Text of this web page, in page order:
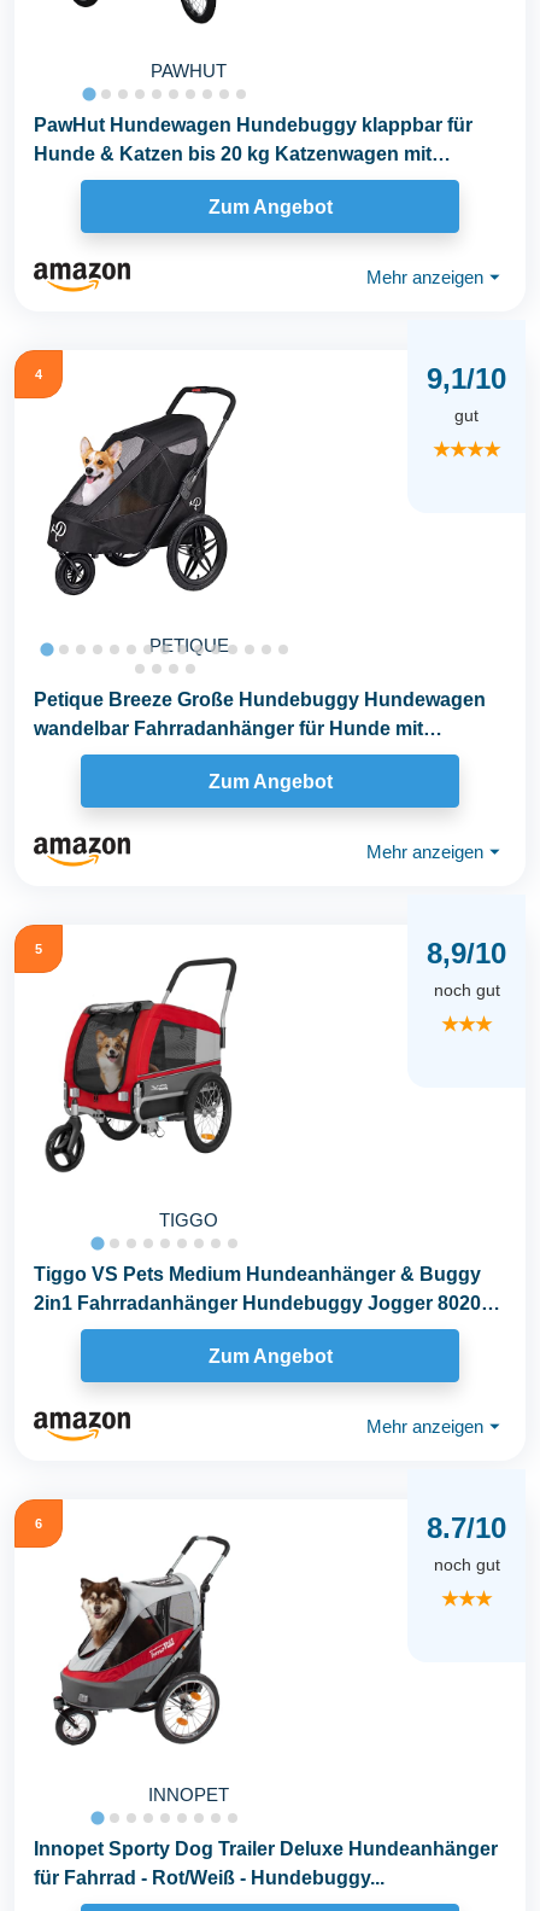
PAWHUT
PawHut Hundewagen Hundebuggy klappbar für
Hunde & Katzen bis 20 kg Katzenwagen mit
geländegängige...
Zum Angebot
Mehr anzeigen ⏷
4
PETIQUE
9,1/10
gut
★★★★
Petique Breeze Große Hundebuggy Hundewagen
wandelbar Fahrradanhänger für Hunde mit
Luftreifen...
Zum Angebot
Mehr anzeigen ⏷
5
TIGGO
8,9/10
noch gut
★★★
Tiggo VS Pets Medium Hundeanhänger & Buggy
2in1 Fahrradanhänger Hundebuggy Jogger 80204
(ROT)
Zum Angebot
Mehr anzeigen ⏷
6
INNOPET
8.7/10
noch gut
★★★
Innopet Sporty Dog Trailer Deluxe Hundeanhänger
für Fahrrad - Rot/Weiß - Hundebuggy...